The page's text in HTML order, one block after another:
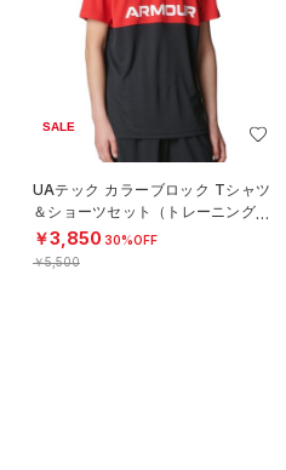
SALE
UAテック カラーブロック Tシャツ
＆ショーツセット（トレーニング/B
OYS）
￥3,850 30%OFF
￥5,500